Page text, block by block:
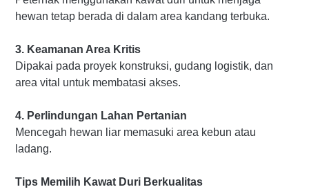
hewan tetap berada di dalam area kandang terbuka.
3. Keamanan Area Kritis
Dipakai pada proyek konstruksi, gudang logistik, dan
area vital untuk membatasi akses.
4. Perlindungan Lahan Pertanian
Mencegah hewan liar memasuki area kebun atau
ladang.
Tips Memilih Kawat Duri Berkualitas